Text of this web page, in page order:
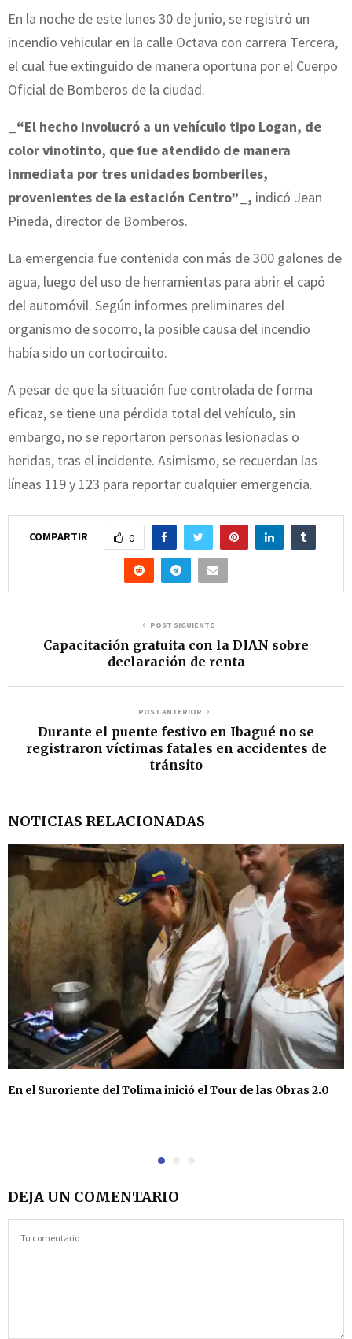
En la noche de este lunes 30 de junio, se registró un
incendio vehicular en la calle Octava con carrera Tercera,
el cual fue extinguido de manera oportuna por el Cuerpo
Oficial de Bomberos de la ciudad.
“El hecho involucró a un vehículo tipo Logan, de
color vinotinto, que fue atendido de manera
inmediata por tres unidades bomberiles,
provenientes de la estación Centro”_, indicó Jean
Pineda, director de Bomberos.
La emergencia fue contenida con más de 300 galones de
agua, luego del uso de herramientas para abrir el capó
del automóvil. Según informes preliminares del
organismo de socorro, la posible causa del incendio
había sido un cortocircuito.
A pesar de que la situación fue controlada de forma
eficaz, se tiene una pérdida total del vehículo, sin
embargo, no se reportaron personas lesionadas o
heridas, tras el incidente. Asimismo, se recuerdan las
líneas 119 y 123 para reportar cualquier emergencia.
COMPARTIR 0
POST SIGUIENTE
Capacitación gratuita con la DIAN sobre
declaración de renta
POST ANTERIOR
Durante el puente festivo en Ibagué no se
registraron víctimas fatales en accidentes de
tránsito
NOTICIAS RELACIONADAS
En el Suroriente del Tolima inició el Tour de las Obras 2.0
DEJA UN COMENTARIO